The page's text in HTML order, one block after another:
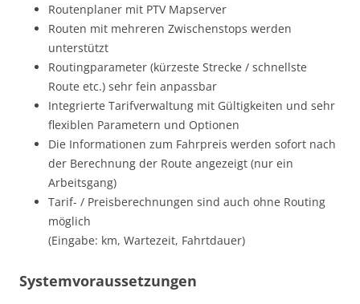
Routenplaner mit PTV Mapserver
Routen mit mehreren Zwischenstops werden
unterstützt
Routingparameter (kürzeste Strecke / schnellste
Route etc.) sehr fein anpassbar
Integrierte Tarifverwaltung mit Gültigkeiten und sehr
flexiblen Parametern und Optionen
Die Informationen zum Fahrpreis werden sofort nach
der Berechnung der Route angezeigt (nur ein
Arbeitsgang)
Tarif- / Preisberechnungen sind auch ohne Routing
möglich
(Eingabe: km, Wartezeit, Fahrtdauer)
Systemvoraussetzungen